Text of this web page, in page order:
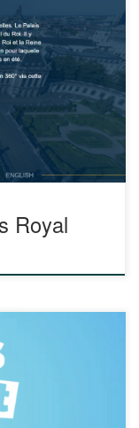
aux visiteurs
année. Le
lieux via une
en salle,
éléments
Royal
de se mettre
différents
en main, il